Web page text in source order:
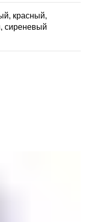
красный,
сиреневый